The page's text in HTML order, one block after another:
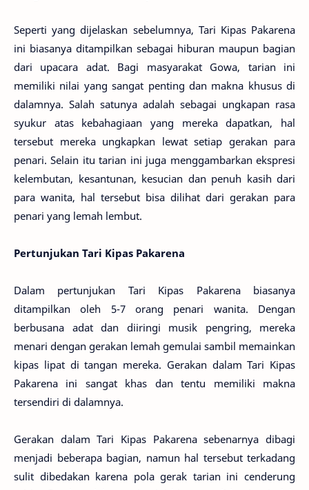
Seperti yang dijelaskan sebelumnya, Tari Kipas Pakarena
ini biasanya ditampilkan sebagai hiburan maupun bagian
dari upacara adat. Bagi masyarakat Gowa, tarian ini
memiliki nilai yang sangat penting dan makna khusus di
dalamnya. Salah satunya adalah sebagai ungkapan rasa
syukur atas kebahagiaan yang mereka dapatkan, hal
tersebut mereka ungkapkan lewat setiap gerakan para
penari. Selain itu tarian ini juga menggambarkan ekspresi
kelembutan, kesantunan, kesucian dan penuh kasih dari
para wanita, hal tersebut bisa dilihat dari gerakan para
penari yang lemah lembut.
Pertunjukan Tari Kipas Pakarena
Dalam pertunjukan Tari Kipas Pakarena biasanya
ditampilkan oleh 5-7 orang penari wanita. Dengan
berbusana adat dan diiringi musik pengring, mereka
menari dengan gerakan lemah gemulai sambil memainkan
kipas lipat di tangan mereka. Gerakan dalam Tari Kipas
Pakarena ini sangat khas dan tentu memiliki makna
tersendiri di dalamnya.
Gerakan dalam Tari Kipas Pakarena sebenarnya dibagi
menjadi beberapa bagian, namun hal tersebut terkadang
sulit dibedakan karena pola gerak tarian ini cenderung